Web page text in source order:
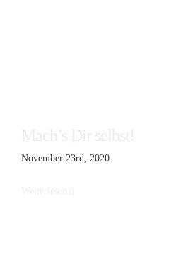
Mach’s Dir selbst!
November 23rd, 2020
Weiterlesen